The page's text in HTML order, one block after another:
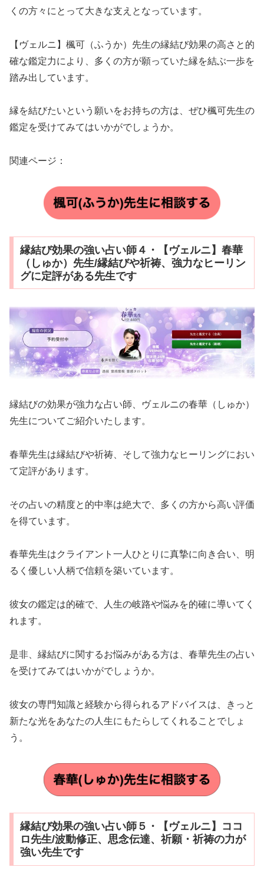
くの方々にとって大きな支えとなっています。
【ヴェルニ】楓可（ふうか）先生の縁結び効果の高さと的
確な鑑定力により、多くの方が願っていた縁を結ぶ一歩を
踏み出しています。
縁を結びたいという願いをお持ちの方は、ぜひ楓可先生の
鑑定を受けてみてはいかがでしょうか。
関連ページ：
縁結び効果の強い占い師４・【ヴェルニ】春華
（しゅか）先生/縁結びや祈祷、強力なヒーリン
グに定評がある先生です
縁結びの効果が強力な占い師、ヴェルニの春華（しゅか）
先生についてご紹介いたします。
春華先生は縁結びや祈祷、そして強力なヒーリングにおい
て定評があります。
その占いの精度と的中率は絶大で、多くの方から高い評価
を得ています。
春華先生はクライアント一人ひとりに真摯に向き合い、明
るく優しい人柄で信頼を築いています。
彼女の鑑定は的確で、人生の岐路や悩みを的確に導いてく
れます。
是非、縁結びに関するお悩みがある方は、春華先生の占い
を受けてみてはいかがでしょうか。
彼女の専門知識と経験から得られるアドバイスは、きっと
新たな光をあなたの人生にもたらしてくれることでしょ
う。
縁結び効果の強い占い師５・【ヴェルニ】ココ
ロ先生/波動修正、思念伝達、祈願・祈祷の力が
強い先生です